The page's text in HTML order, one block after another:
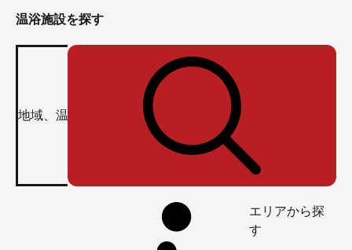
温浴施設を探す
エリアから探
す